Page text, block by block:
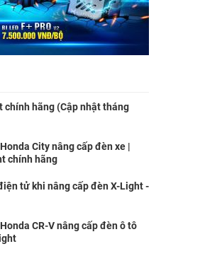
chính hãng (Cập nhật tháng
City nâng cấp đèn xe |
chính hãng
tử khi nâng cấp đèn X-Light -
CR-V nâng cấp đèn ô tô